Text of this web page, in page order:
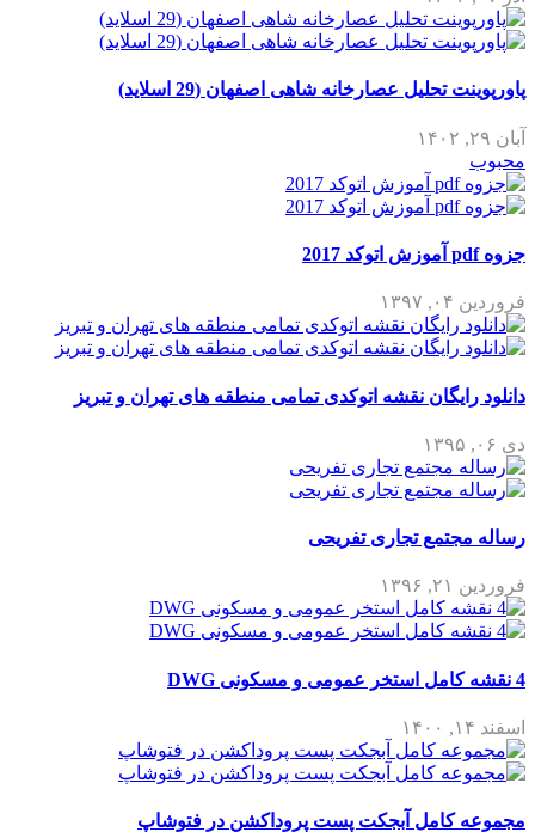
تحلیل عصارخانه شاهی اصفهان (29 اسلاید)
رایگان نقشه اتوکدی تمامی منطقه های تهران و تبریز
تجاری تفریحی
کامل آبجکت پست پروداکشن در فتوشاپ